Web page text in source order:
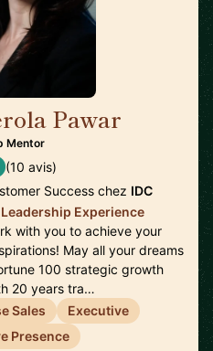
Pawar
Mentor
(10 avis)
Success chez IDC
Experience
with you to achieve your
May all your dreams
100 strategic growth
20 years tra…
Sales
Executive
Presence